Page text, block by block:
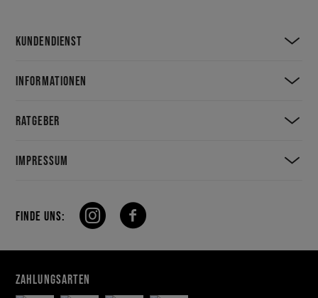
KUNDENDIENST
INFORMATIONEN
RATGEBER
IMPRESSUM
FINDE UNS:
ZAHLUNGSARTEN